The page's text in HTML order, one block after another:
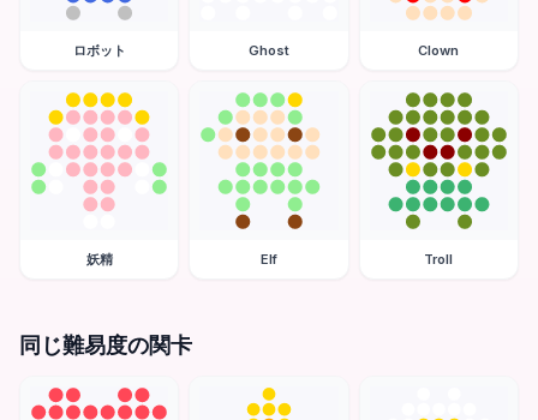
ロボット Ghost Clown
妖精 Elf Troll
同じ難易度の関卡